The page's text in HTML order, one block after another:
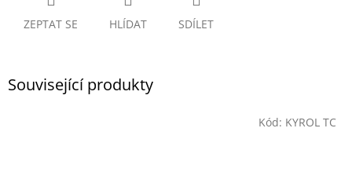
ZEPTAT SE HLÍDAT SDÍLET
Související produkty
Kód: KYROL TC